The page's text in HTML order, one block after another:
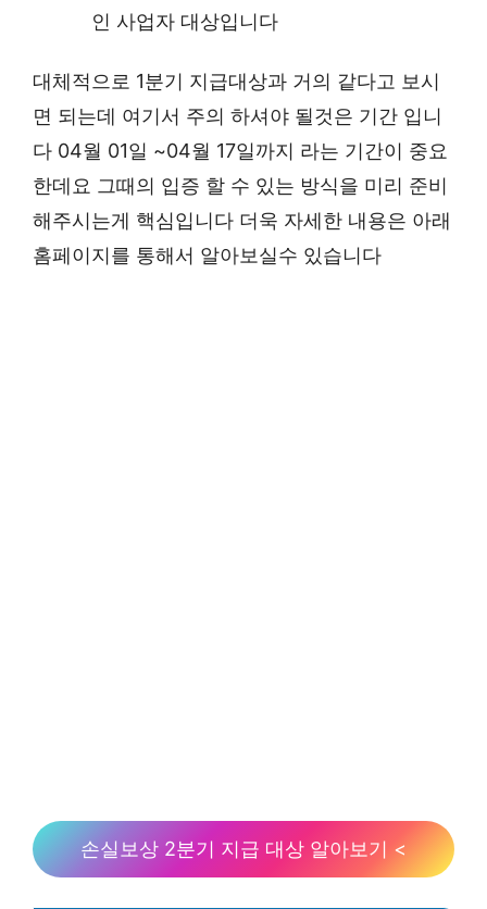
인 사업자 대상입니다
대체적으로 1분기 지급대상과 거의 같다고 보시
면 되는데 여기서 주의 하셔야 될것은 기간 입니
다 04월 01일 ~04월 17일까지 라는 기간이 중요
한데요 그때의 입증 할 수 있는 방식을 미리 준비
해주시는게 핵심입니다 더욱 자세한 내용은 아래
홈페이지를 통해서 알아보실수 있습니다
손실보상 2분기 지급 대상 알아보기 <